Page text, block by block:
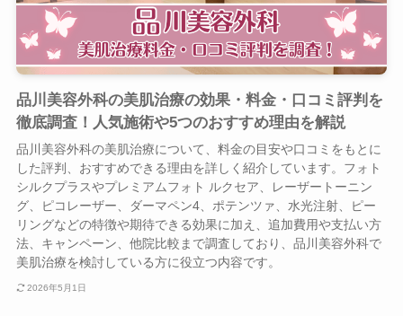
品川美容外科の美肌治療の効果・料金・口コミ評判を
徹底調査！人気施術や5つのおすすめ理由を解説
品川美容外科の美肌治療について、料金の目安や口コミをもとに
した評判、おすすめできる理由を詳しく紹介しています。フォト
シルクプラスやプレミアムフォト ルクセア、レーザートーニン
グ、ピコレーザー、ダーマペン4、ポテンツァ、水光注射、ピー
リングなどの特徴や期待できる効果に加え、追加費用や支払い方
法、キャンペーン、他院比較まで調査しており、品川美容外科で
美肌治療を検討している方に役立つ内容です。
2026年5月1日